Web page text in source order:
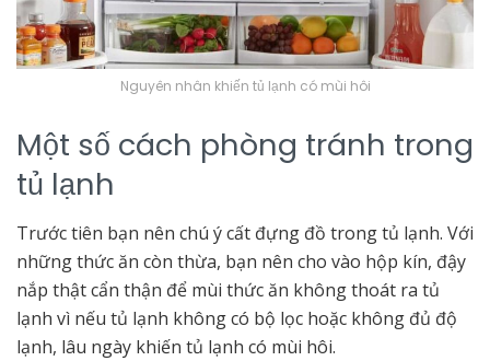
Nguyên nhân khiến tủ lạnh có mùi hôi
Một số cách phòng tránh trong
tủ lạnh
Trước tiên bạn nên chú ý cất đựng đồ trong tủ lạnh. Với
những thức ăn còn thừa, bạn nên cho vào hộp kín, đậy
nắp thật cẩn thận để mùi thức ăn không thoát ra tủ
lạnh vì nếu tủ lạnh không có bộ lọc hoặc không đủ độ
lạnh, lâu ngày khiến tủ lạnh có mùi hôi.